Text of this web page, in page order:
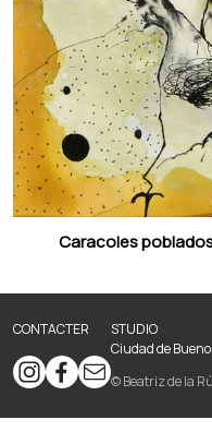
Caracoles
CONTACTER
STUDIO
Ciudad de
© Beatriz de la